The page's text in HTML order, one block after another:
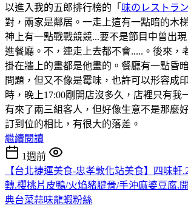
以進入我的五郎排行榜的「 味のレストラ
對，兩家是鄰居。一走上這有一點暗的木
神上有一點戰戰競競...要不是節目中曾出
進餐廳。不，連走上去都不會.....。後來，
掛在牆上的畫都是他畫的。餐廳有一點昏
問題，但又不像是霉味，也許可以形容成
時，晚上17:00剛開店沒多久，店裡只有我
有來了兩三組客人，但好像生意不是那麼
訂到位的相比，有很大的落差。
繼續閱讀
1週前
【台北捷運美食-忠孝敦化站美食】四味軒
轉.櫻桃片皮鴨/火焰豬腱骨/手沖麻婆豆腐.
典台菜蒜味龍蝦粉絲